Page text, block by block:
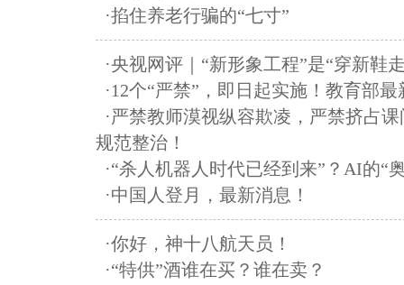
·掐住养老行骗的“七寸”
·央视网评｜“新形象工程”是“穿新鞋
·12个“严禁”，即日起实施！教育部最
·严禁教师漠视纵容欺凌，严禁挤占
规范整治！
·“杀人机器人时代已经到来”？AI的“
·中国人登月，最新消息！
·你好，神十八航天员！
·“特供”酒谁在买？谁在卖？